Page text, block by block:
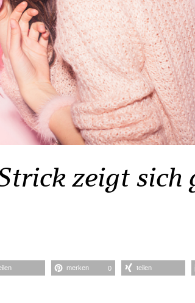
zeigt sich
merken 0 teilen